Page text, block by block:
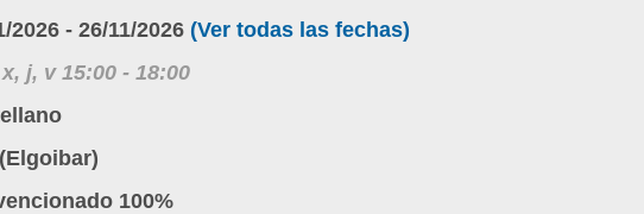
2026- 26/11/2026 (Ver todas las fechas)
j, v 15:00- 18:00
100%